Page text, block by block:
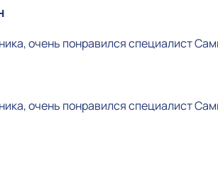
очень понравился специалист
очень понравился специалист